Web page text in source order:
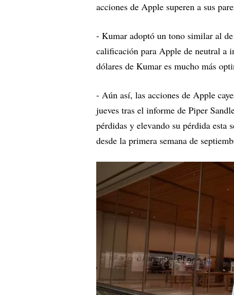
acciones de Apple superen a sus
- Kumar adoptó un tono similar al
calificación para Apple de neutral a
dólares de Kumar es mucho más
- Aún así, las acciones de Apple
jueves tras el informe de Piper
pérdidas y elevando su pérdida esta
desde la primera semana de